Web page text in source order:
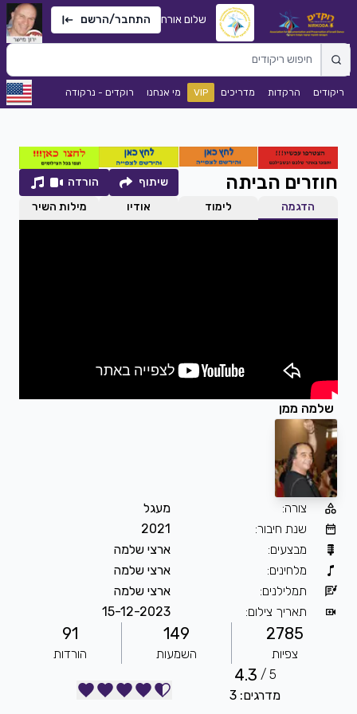
שלום אורח התחבר/הרשם
ריקודים הרקדות מדריכים VIP מי אנחנו רוקדים - נרקודה
חוזרים הביתה שיתוף
הורדה
הדגמה
לימוד אודיו מילות השיר
שלמה ממן
צורה:
מעגל
שנת חיבור:
2021
מבצעים:
ארצי שלמה
מלחינים:
ארצי שלמה
תמלילנים:
ארצי שלמה
תאריך צילום:
15-12-2023
2785
צפיות
149
השמעות
91
הורדות
5 /
4.3
מדרגים: 3